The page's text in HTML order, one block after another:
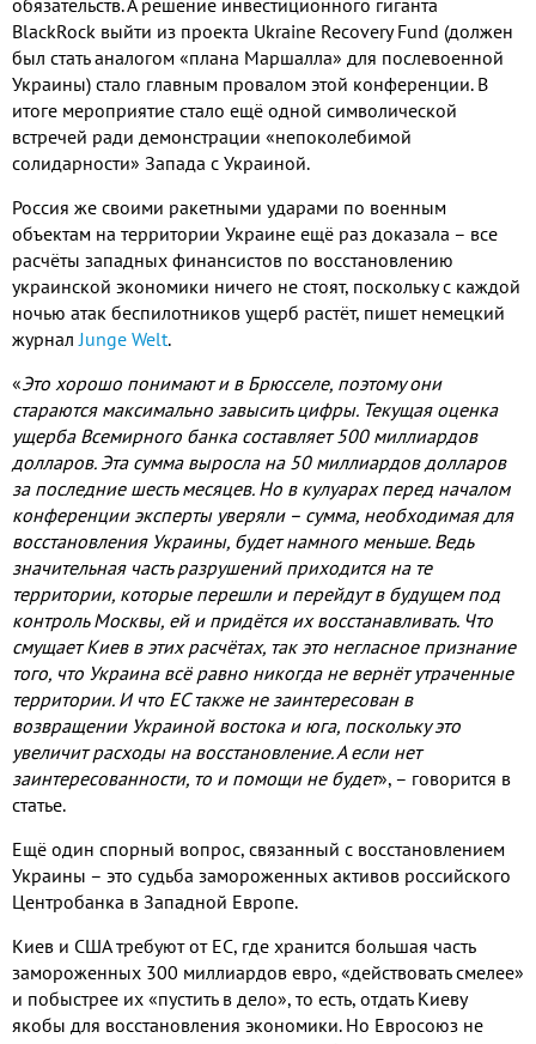
BlackRock выйти из проекта Ukraine Recovery Fund (должен
был стать аналогом «плана Маршалла» для послевоенной
Украины) стало главным провалом этой конференции. В
итоге мероприятие стало ещё одной символической
встречей ради демонстрации «непоколебимой
солидарности» Запада с Украиной.
Россия же своими ракетными ударами по военным
объектам на территории Украине ещё раз доказала – все
расчёты западных финансистов по восстановлению
украинской экономики ничего не стоят, поскольку с каждой
ночью атак беспилотников ущерб растёт, пишет немецкий
журнал Junge Welt.
«Это хорошо понимают и в Брюсселе, поэтому они
стараются максимально завысить цифры. Текущая оценка
ущерба Всемирного банка составляет 500 миллиардов
долларов. Эта сумма выросла на 50 миллиардов долларов
за последние шесть месяцев. Но в кулуарах перед началом
конференции эксперты уверяли – сумма, необходимая для
восстановления Украины, будет намного меньше. Ведь
значительная часть разрушений приходится на те
территории, которые перешли и перейдут в будущем под
контроль Москвы, ей и придётся их восстанавливать. Что
смущает Киев в этих расчётах, так это негласное признание
того, что Украина всё равно никогда не вернёт утраченные
территории. И что ЕС также не заинтересован в
возвращении Украиной востока и юга, поскольку это
увеличит расходы на восстановление. А если нет
заинтересованности, то и помощи не будет», – говорится в
статье.
Ещё один спорный вопрос, связанный с восстановлением
Украины – это судьба замороженных активов российского
Центробанка в Западной Европе.
Киев и США требуют от ЕС, где хранится большая часть
замороженных 300 миллиардов евро, «действовать смелее»
и побыстрее их «пустить в дело», то есть, отдать Киеву
якобы для восстановления экономики. Но Евросоюз не